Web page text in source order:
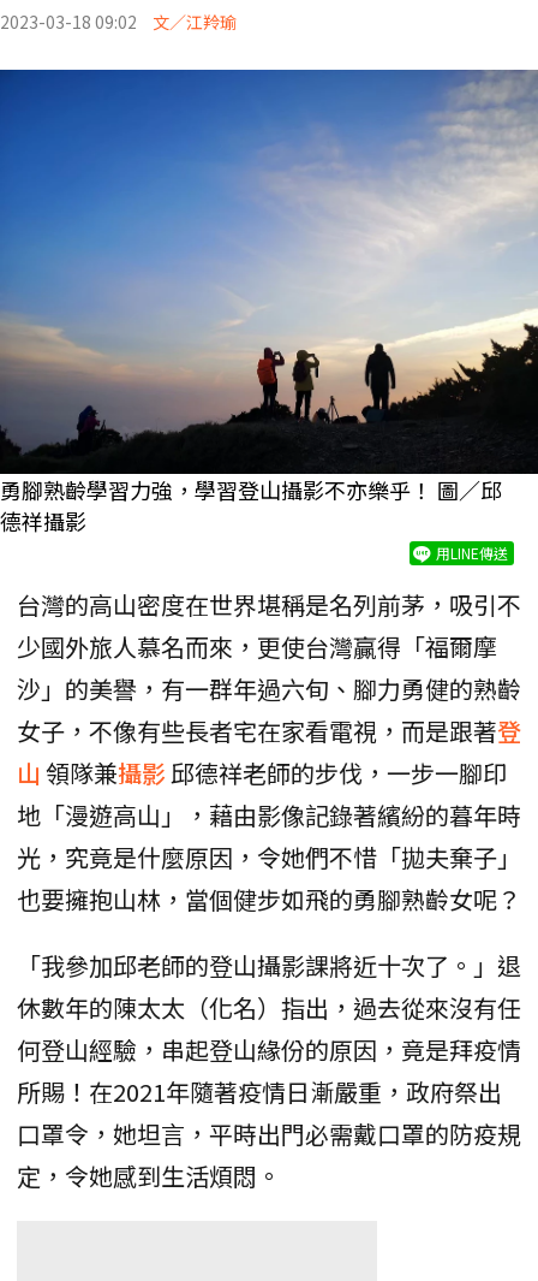
2023-03-18 09:02 文／江羚瑜
勇腳熟齡學習力強，學習登山攝影不亦樂乎！ 圖／邱
德祥攝影
用LINE傳送
台灣的高山密度在世界堪稱是名列前茅，吸引不
少國外旅人慕名而來，更使台灣贏得「福爾摩
沙」的美譽，有一群年過六旬、腳力勇健的熟齡
女子，不像有些長者宅在家看電視，而是跟著登
山 領隊兼攝影邱德祥老師的步伐，一步一腳印
地「漫遊高山」，藉由影像記錄著繽紛的暮年時
光，究竟是什麼原因，令她們不惜「拋夫棄子」
也要擁抱山林，當個健步如飛的勇腳熟齡女呢？
「我參加邱老師的登山攝影課將近十次了。」退
休數年的陳太太（化名）指出，過去從來沒有任
何登山經驗，串起登山緣份的原因，竟是拜疫情
所賜！在2021年隨著疫情日漸嚴重，政府祭出
口罩令，她坦言，平時出門必需戴口罩的防疫規
定，令她感到生活煩悶。